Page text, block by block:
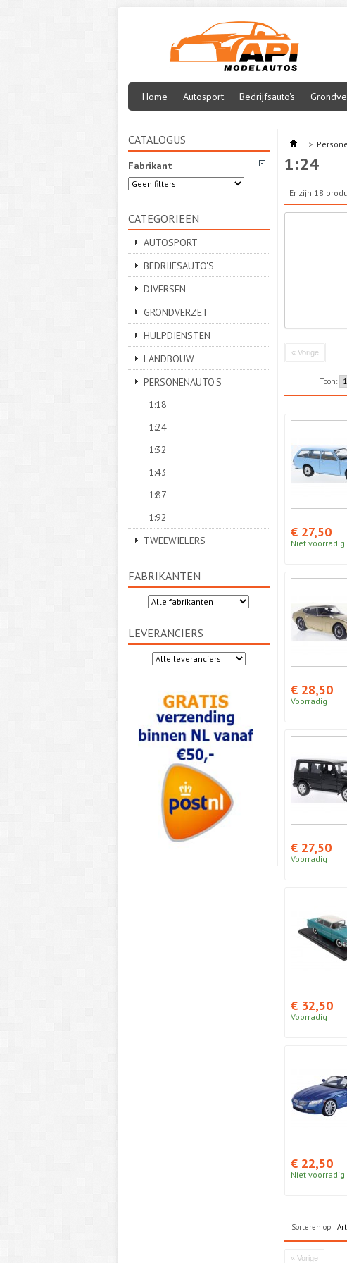
Home Autosport Bedrijfsauto's
CATALOGUS
Fabrikant
CATEGORIEËN
AUTOSPORT
BEDRIJFSAUTO'S
DIVERSEN
GRONDVERZET
HULPDIENSTEN
LANDBOUW
PERSONENAUTO'S
1:18
1:24
1:32
1:43
1:87
1:92
TWEEWIELERS
FABRIKANTEN
LEVERANCIERS
>
1:24
Er zijn 18
« Vorige
Toon:
€ 27,50
Niet voorradig
€ 28,50
Voorradig
€ 27,50
Voorradig
€ 32,50
Voorradig
€ 22,50
Niet voorradig
Sorteren op
« Vorige